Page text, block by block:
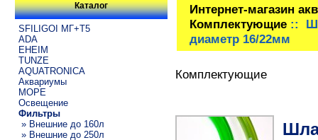
Каталог
SFILIGOI МГ+Т5
ADA
EHEIM
TUNZE
AQUATRONICA
Аквариумы
МОРЕ
Освещение
Фильтры
» Внешние до 160л
» Внешние до 250л
Интернет-магазин
Комплектующие::
диаметр 16/22мм
Комплектующие